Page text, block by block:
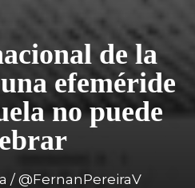
de la
efeméride
no puede
/ @FernanPereiraV